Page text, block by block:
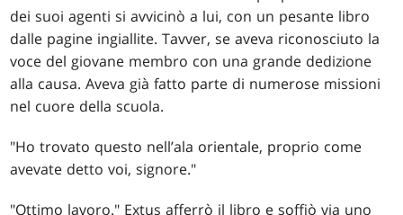
dei suoi agenti si avvicinò a lui, con un pesante libro
dalle pagine ingiallite. Tavver, se aveva riconosciuto la
voce del giovane membro con una grande dedizione
alla causa. Aveva già fatto parte di numerose missioni
nel cuore della scuola.
"Ho trovato questo nell’ala orientale, proprio come
avevate detto voi, signore."
"Ottimo lavoro." Extus afferrò il libro e soffiò via uno